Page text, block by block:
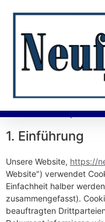
aktualisiert und gilt für
Wohnsitz im
1. Einführung
Unsere Website, https://
Website") verwendet
Einfachheit halber
zusammengefasst).
beauftragten